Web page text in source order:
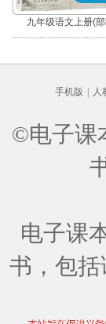
九年级语文上册(
手机版 人
©电子课
电子课
书，包